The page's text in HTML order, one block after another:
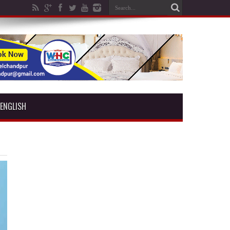
ENGLISH